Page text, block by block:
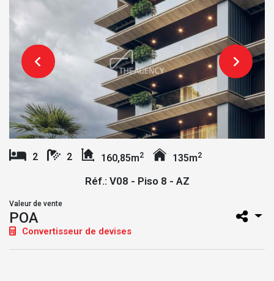
2 2 160,85m2 135m2
Réf.: V08 - Piso 8 - AZ
Valeur de vente
POA
Convertisseur de devises